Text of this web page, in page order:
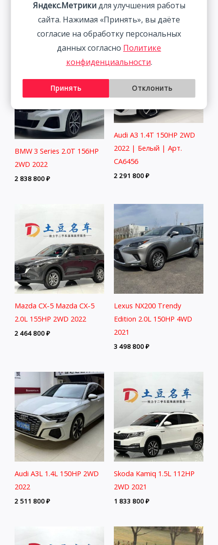
| Арт. CA3962
1 993 700₽
| Арт. CA6673
2 027 800 ₽
BMW 3 Series 2.0T 156HP
2WD 2022
2 838 800₽
Audi A3 1.4T 150HP 2WD
2022 | Белый | Арт.
CA6456
2 291 800₽
Mazda CX-5 Mazda CX-5
2.0L 155HP 2WD 2022
2 464 800₽
Lexus NX200 Trendy
Edition 2.0L 150HP 4WD
2021
3 498 800₽
Audi A3L 1.4L 150HP 2WD
2022
2 511 800₽
Skoda Kamiq 1.5L 112HP
2WD 2021
1 833 800₽
Яндекс.Метрикидля улучшения работы
сайта. Нажимая «Принять», вы даёте
согласие на обработку персональных
данных согласно Политике
конфиденциальности.
Принять Отклонить